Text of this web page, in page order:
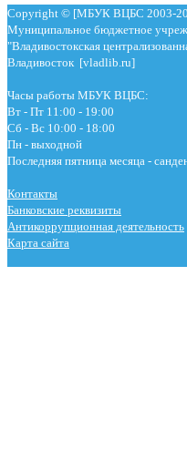
Copyright © [МБУК ВЦБС 2003-
Муниципальное бюджетное
"Владивостокская
Владивосток [vladlib.ru]
Часы работы МБУК ВЦБС:
Вт - Пт 11:00 - 19:00
Сб - Вс 10:00 - 18:00
Пн - выходной
Последняя пятница месяца -
Контакты
Банковские реквизиты
Антикоррупционная деятельность
Карта сайта